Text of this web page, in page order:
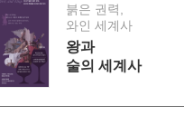
붉은 권력,
와인 세계사
왕과
술의 세계사